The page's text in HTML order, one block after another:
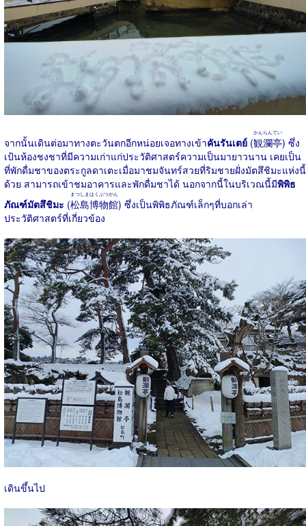
จากนั้นเดินต่อมาทางตะวันตกอีกหน่อยเจอทางเข้าคันรันเตย์ (観瀾亭
かんらんてい
) ซึ่ง
เป้นห้องชงชาที่มีความเก่าแก่ประวัติศาสตร์ความเป็นมายาวนาน เคยเป็น
ที่พักดื่มชาของตระกูลดาเตะเมื่อมาชมจันทร์สวยที่ริมชายฝั่งมัตสึชิมะแห่งนี้
ด้วย สามารถเข้าชมอาคารและพักดื่มชาได้ นอกจากนี้ในบริเวณนี้มีพิพิธ
ภัณฑ์มัตสึชิมะ (松島博物館
まつしまはくぶつかん
) ซึ่งเป็นพิพิธภัณฑ์เล็กๆที่บอกเล่า
ประวัติศาสตร์ที่เกี่ยวข้อง
เดินขึ้นไป